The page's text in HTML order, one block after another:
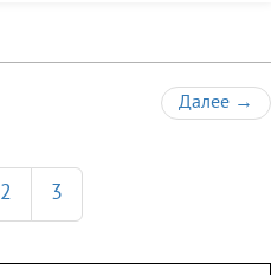
Далее →
2 3